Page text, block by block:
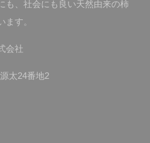
も、社会にも良い天然由来の柿
ます。
会社
太24番地2